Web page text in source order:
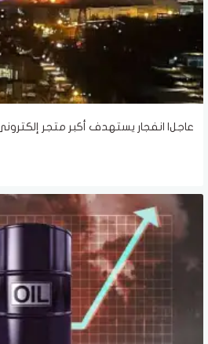
عاجل| انفجار يستهدف أكبر متجر